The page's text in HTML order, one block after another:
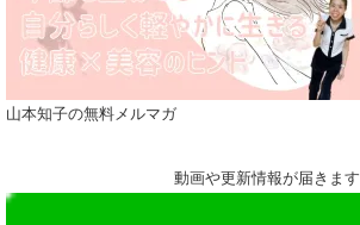
山本知子の無料メルマガ
動画や更新情報が届きます